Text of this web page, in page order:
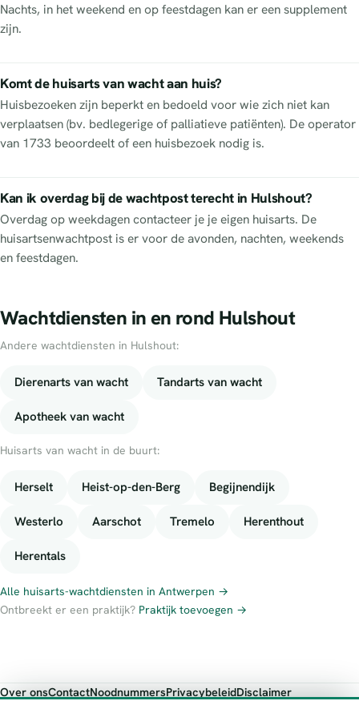
Nachts, in het weekend en op feestdagen kan er een supplement
zijn.
Komt de huisarts van wacht aan huis?
Huisbezoeken zijn beperkt en bedoeld voor wie zich niet kan
verplaatsen (bv. bedlegerige of palliatieve patiënten). De operator
van 1733 beoordeelt of een huisbezoek nodig is.
Kan ik overdag bij de wachtpost terecht in Hulshout?
Overdag op weekdagen contacteer je je eigen huisarts. De
huisartsenwachtpost is er voor de avonden, nachten, weekends
en feestdagen.
Wachtdiensten in en rond Hulshout
Andere wachtdiensten in Hulshout:
Dierenarts van wacht Tandarts van wacht
Apotheek van wacht
Huisarts van wacht in de buurt:
Herselt Heist-op-den-Berg Begijnendijk
Westerlo Aarschot Tremelo Herenthout
Herentals
Alle huisarts-wachtdiensten in Antwerpen →
Ontbreekt er een praktijk? Praktijk toevoegen →
Over onsContactNoodnummersPrivacybeleidDisclaimer